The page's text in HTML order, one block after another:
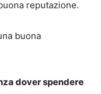
reputazione.
buona
dover spendere